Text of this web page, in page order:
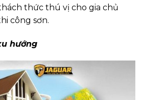
thức thú vị cho gia chủ
công sơn.
hướng